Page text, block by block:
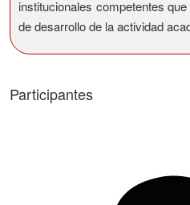
institucionales competentes
de desarrollo de la actividad
Participantes